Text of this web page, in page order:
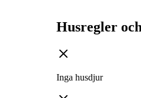
Husregler
Inga husdjur